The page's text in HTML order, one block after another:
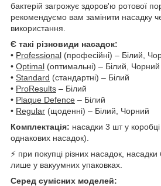
бактерій загрожує здоров'ю ротової
рекомендуємо вам замінити насадку
використання.
Є такі різновиди насадок:
• Professional (професійні) – Білий,
• Optimal (оптимальні) – Білий, Чорний
• Standard (стандартні) – Білий
• ProResults – Білий
• Plaque Defence – Білий
• Regular (щоденні) – Білий, Чорний
Комплектація: насадки 3 шт у
однакових насадок).
⚡ при покупці різних насадок,
лише у вакуумних упаковках.
Серед сумісних моделей: